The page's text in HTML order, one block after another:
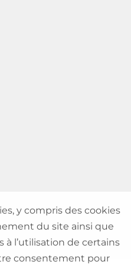
y compris des cookies
du site ainsi que
à l’utilisation de certains
consentement pour